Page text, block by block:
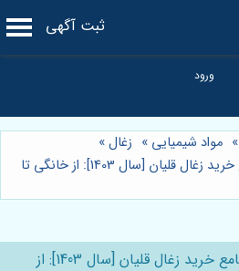
ثبت آگهی
» مواد شیمیایی » زغال»
راهنمای جامع ⭐️ راهنمای جامع خرید زغال قلیان [سال 1403]: از خانگی تا
راهنمای جامع ⭐️ راهنمای جامع خرید زغال قلیان [سال 1403]: از